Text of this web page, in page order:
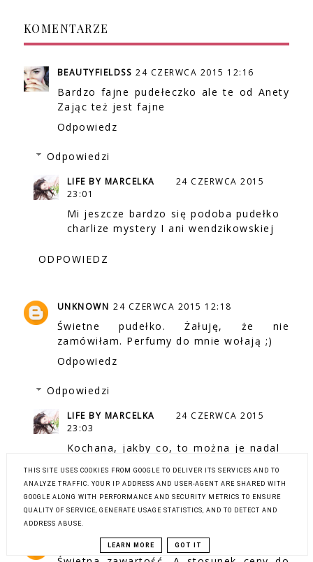
KOMENTARZE
BEAUTYFIELDSS 24 CZERWCA 2015 12:16
Bardzo fajne pudełeczko ale te od Anety
Zając też jest fajne
Odpowiedz
Odpowiedzi
LIFE BY MARCELKA
24 CZERWCA 2015
23:01
Mi jeszcze bardzo się podoba pudełko
charlize mystery I ani wendzikowskiej
ODPOWIEDZ
UNKNOWN 24 CZERWCA 2015 12:18
Świetne pudełko. Żałuję, że nie
zamówiłam. Perfumy do mnie wołają ;)
Odpowiedz
Odpowiedzi
LIFE BY MARCELKA
24 CZERWCA 2015
23:03
Kochana, jakby co, to można je nadal
ODPOWIEDZ
24 CZERWCA 2015 21:36
THIS SITE USES COOKIES FROM GOOGLE TO DELIVER ITS SERVICES AND TO
ANALYZE TRAFFIC. YOUR IP ADDRESS AND USER-AGENT ARE SHARED WITH
GOOGLE ALONG WITH PERFORMANCE AND SECURITY METRICS TO ENSURE
QUALITY OF SERVICE, GENERATE USAGE STATISTICS, AND TO DETECT AND
ADDRESS ABUSE.
LEARN MORE GOT IT